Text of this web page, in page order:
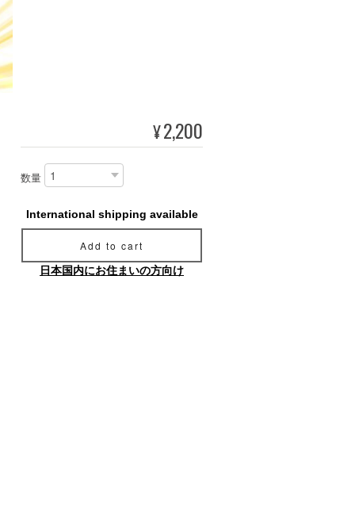
¥2,200
数量
International shipping available
Add to cart
日本国内にお住まいの方向け